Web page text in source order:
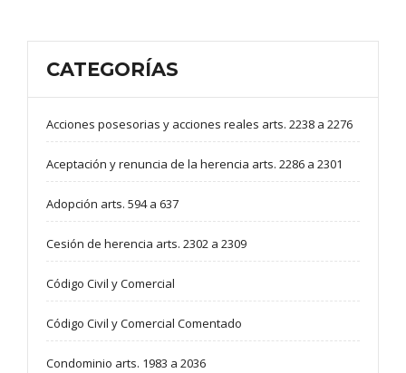
CATEGORÍAS
Acciones posesorias y acciones reales arts. 2238 a 2276
Aceptación y renuncia de la herencia arts. 2286 a 2301
Adopción arts. 594 a 637
Cesión de herencia arts. 2302 a 2309
Código Civil y Comercial
Código Civil y Comercial Comentado
Condominio arts. 1983 a 2036